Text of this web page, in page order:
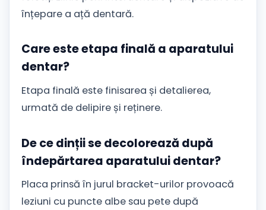
înțepare a ață dentară.
Care este etapa finală a aparatului
dentar?
Etapa finală este finisarea și detalierea,
urmată de delipire și reținere.
De ce dinții se decolorează după
îndepărtarea aparatului dentar?
Placa prinsă în jurul bracket-urilor provoacă
leziuni cu puncte albe sau pete după